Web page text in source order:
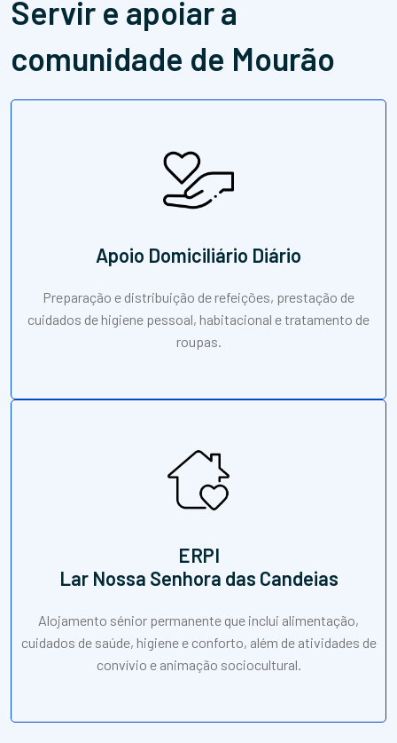
Servir e apoiara
comunidade de Mourão
Apoio Domiciliário Diário
Preparação e distribuição de refeições, prestação de
cuidados de higiene pessoal, habitacional e tratamento de
roupas.
ERPI
Lar Nossa Senhora das Candeias
Alojamento sénior permanente que inclui alimentação,
cuidados de saúde, higiene e conforto, além de atividades de
convívio e animação sociocultural.